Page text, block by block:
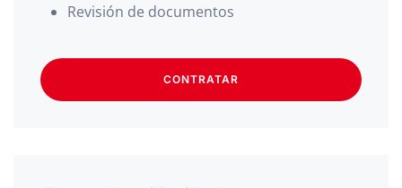
Revisión de documentos
CONTRATAR